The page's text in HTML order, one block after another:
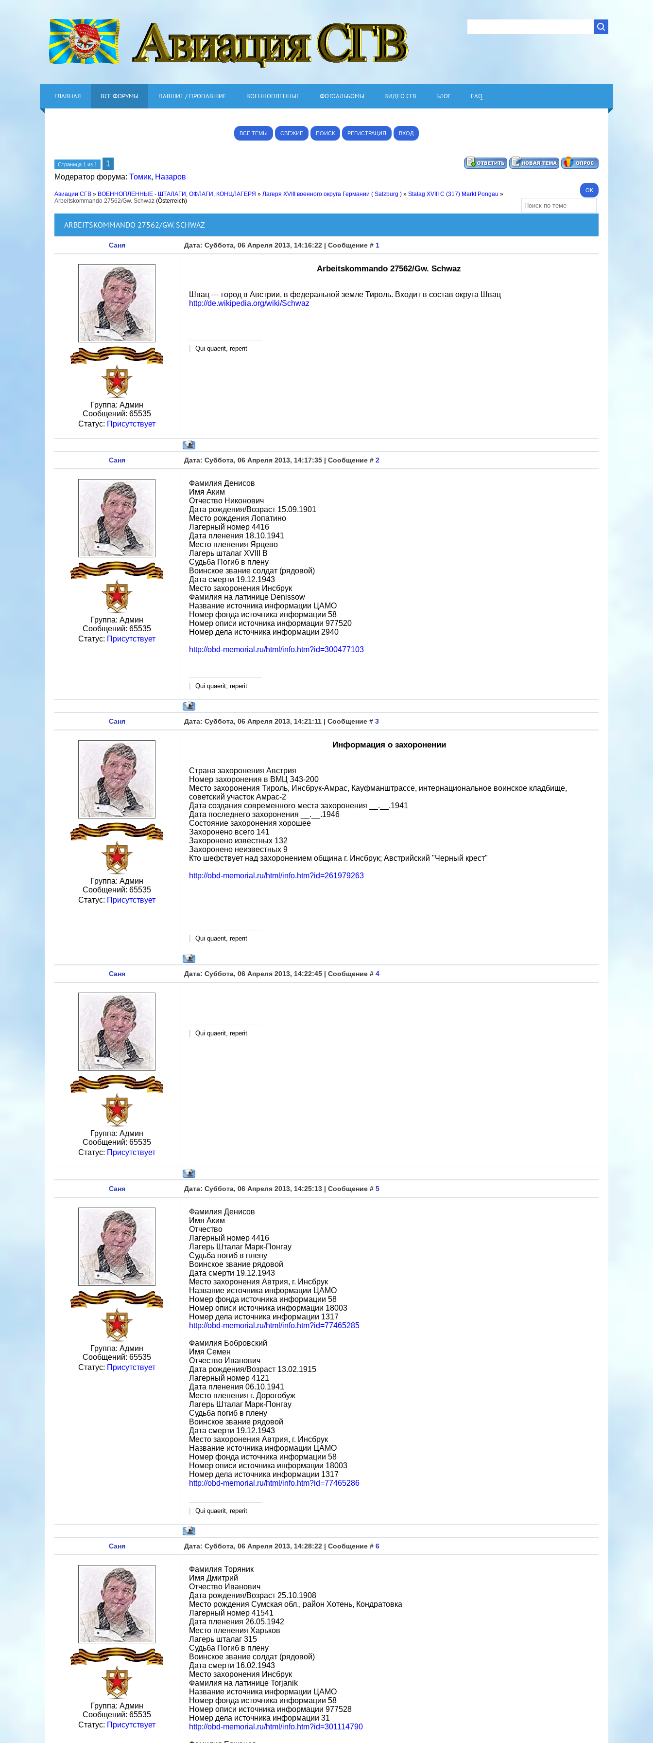
ГЛАВНАЯ ВСЕ ФОРУМЫ ПАВШИЕ / ПРОПАВШИЕ ВОЕННОПЛЕННЫЕ ФОТОАЛЬБОМЫ ВИДЕО СГВ БЛОГ FAQ
ВСЕ ТЕМЫ СВЕЖИЕ ПОИСК РЕГИСТРАЦИЯ ВХОД
Страница 1 из 1
1
Модератор форума: Томик, Назаров
Авиации СГВ » ВОЕННОПЛЕННЫЕ - ШТАЛАГИ, ОФЛАГИ, КОНЦЛАГЕРЯ » Лагеря XVIII военного округа Германии ( Salzburg ) » Stalag XVIII C (317) Markt Pongau »
Arbeitskommando 27562/Gw. Schwaz (Österreich)
ARBEITSKOMMANDO 27562/GW. SCHWAZ
Саня Дата: Суббота, 06 Апреля 2013, 14:16:22 | Сообщение # 1
Группа: Админ
Сообщений: 65535
Статус: Присутствует
Arbeitskommando 27562/Gw. Schwaz
Швац — город в Австрии, в федеральной земле Тироль. Входит в состав округа Швац
http://de.wikipedia.org/wiki/Schwaz
Qui quaerit, reperit
Саня Дата: Суббота, 06 Апреля 2013, 14:17:35 | Сообщение # 2
Группа: Админ
Сообщений: 65535
Статус: Присутствует
Фамилия Денисов
Имя Аким
Отчество Никонович
Дата рождения/Возраст 15.09.1901
Место рождения Лопатино
Лагерный номер 4416
Дата пленения 18.10.1941
Место пленения Ярцево
Лагерь шталаг XVIII B
Судьба Погиб в плену
Воинское звание солдат (рядовой)
Дата смерти 19.12.1943
Место захоронения Инсбрук
Фамилия на латинице Denissow
Название источника информации ЦАМО
Номер фонда источника информации 58
Номер описи источника информации 977520
Номер дела источника информации 2940
http://obd-memorial.ru/html/info.htm?id=300477103
Qui quaerit, reperit
Саня Дата: Суббота, 06 Апреля 2013, 14:21:11 | Сообщение # 3
Группа: Админ
Сообщений: 65535
Статус: Присутствует
Информация о захоронении
Страна захоронения Австрия
Номер захоронения в ВМЦ З43-200
Место захоронения Тироль, Инсбрук-Амрас, Кауфманштрассе, интернациональное воинское кладбище,
советский участок Амрас-2
Дата создания современного места захоронения __.__.1941
Дата последнего захоронения __.__.1946
Состояние захоронения хорошее
Захоронено всего 141
Захоронено известных 132
Захоронено неизвестных 9
Кто шефствует над захоронением община г. Инсбрук; Австрийский "Черный крест"
http://obd-memorial.ru/html/info.htm?id=261979263
Qui quaerit, reperit
Саня Дата: Суббота, 06 Апреля 2013, 14:22:45 | Сообщение # 4
Группа: Админ
Сообщений: 65535
Статус: Присутствует
Qui quaerit, reperit
Саня Дата: Суббота, 06 Апреля 2013, 14:25:13 | Сообщение # 5
Группа: Админ
Сообщений: 65535
Статус: Присутствует
Фамилия Денисов
Имя Аким
Отчество
Лагерный номер 4416
Лагерь Шталаг Марк-Понгау
Судьба погиб в плену
Воинское звание рядовой
Дата смерти 19.12.1943
Место захоронения Автрия, г. Инсбрук
Название источника информации ЦАМО
Номер фонда источника информации 58
Номер описи источника информации 18003
Номер дела источника информации 1317
http://obd-memorial.ru/html/info.htm?id=77465285
Фамилия Бобровский
Имя Семен
Отчество Иванович
Дата рождения/Возраст 13.02.1915
Лагерный номер 4121
Дата пленения 06.10.1941
Место пленения г. Дорогобуж
Лагерь Шталаг Марк-Понгау
Судьба погиб в плену
Воинское звание рядовой
Дата смерти 19.12.1943
Место захоронения Автрия, г. Инсбрук
Название источника информации ЦАМО
Номер фонда источника информации 58
Номер описи источника информации 18003
Номер дела источника информации 1317
http://obd-memorial.ru/html/info.htm?id=77465286
Qui quaerit, reperit
Саня Дата: Суббота, 06 Апреля 2013, 14:28:22 | Сообщение # 6
Группа: Админ
Сообщений: 65535
Статус: Присутствует
Фамилия Торяник
Имя Дмитрий
Отчество Иванович
Дата рождения/Возраст 25.10.1908
Место рождения Сумская обл., район Хотень, Кондратовка
Лагерный номер 41541
Дата пленения 26.05.1942
Место пленения Харьков
Лагерь шталаг 315
Судьба Погиб в плену
Воинское звание солдат (рядовой)
Дата смерти 16.02.1943
Место захоронения Инсбрук
Фамилия на латинице Torjanik
Название источника информации ЦАМО
Номер фонда источника информации 58
Номер описи источника информации 977528
Номер дела источника информации 31
http://obd-memorial.ru/html/info.htm?id=301114790